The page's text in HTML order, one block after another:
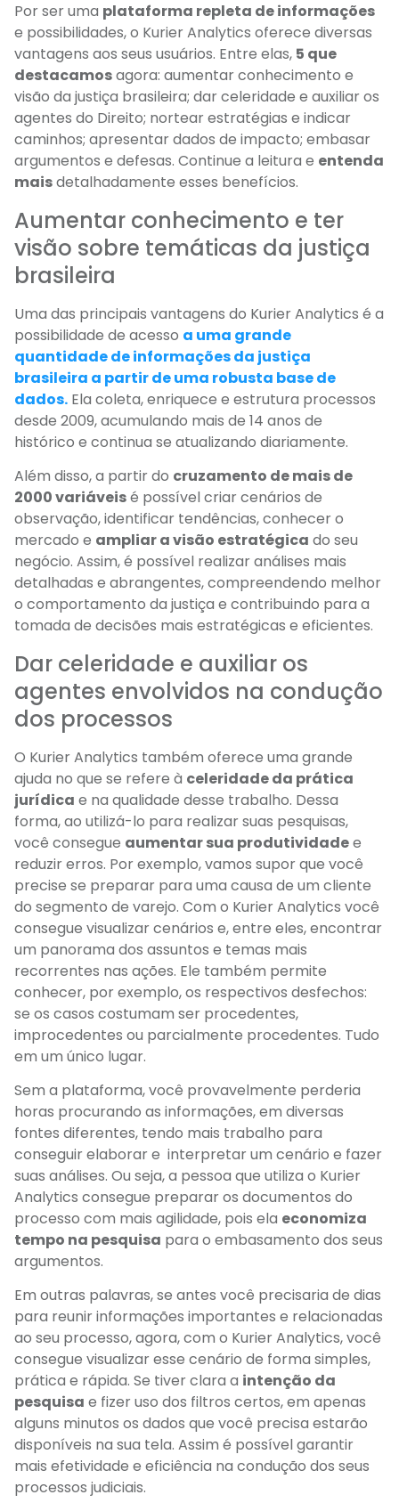
Por ser uma plataforma repleta de informações
e possibilidades, o Kurier Analytics oferece diversas
vantagens aos seus usuários. Entre elas, 5 que
destacamosagora: aumentar conhecimento e
visão da justiça brasileira; dar celeridade e auxiliar os
agentes do Direito; nortear estratégias e indicar
caminhos; apresentar dados de impacto; embasar
argumentos e defesas. Continue a leitura e entenda
maisdetalhadamente esses benefícios.
Aumentar conhecimento e ter
visão sobre temáticas da justiça
brasileira
Uma das principais vantagens do Kurier Analytics é a
possibilidade de acesso a uma grande
quantidade de informações da justiça
brasileira a partir de uma robusta base de
dados. Ela coleta, enriquece e estrutura processos
desde 2009, acumulando mais de 14 anos de
histórico e continua se atualizando diariamente.
Além disso, a partir do cruzamento de mais de
2000 variáveisé possível criar cenários de
observação, identificar tendências, conhecer o
mercado e ampliar a visão estratégica do seu
negócio. Assim, é possível realizar análises mais
detalhadas e abrangentes, compreendendo melhor
o comportamento da justiça e contribuindo para a
tomada de decisões mais estratégicas e eficientes.
Dar celeridade e auxiliar os
agentes envolvidos na condução
dos processos
O Kurier Analytics também oferece uma grande
ajuda no que se refere à celeridade da prática
jurídica e na qualidade desse trabalho. Dessa
forma, ao utilizá-lo para realizar suas pesquisas,
você consegue aumentar sua produtividadee
reduzir erros. Por exemplo, vamos supor que você
precise se preparar para uma causa de um cliente
do segmento de varejo. Com o Kurier Analytics você
consegue visualizar cenários e, entre eles, encontrar
um panorama dos assuntos e temas mais
recorrentes nas ações. Ele também permite
conhecer, por exemplo, os respectivos desfechos:
se os casos costumam ser procedentes,
improcedentes ou parcialmente procedentes. Tudo
em um único lugar.
Sem a plataforma, você provavelmente perderia
horas procurando as informações, em diversas
fontes diferentes, tendo mais trabalho para
conseguir elaborar e interpretar um cenário e fazer
suas análises. Ou seja, a pessoa que utiliza o Kurier
Analytics consegue preparar os documentos do
processo com mais agilidade, pois ela economiza
tempo na pesquisa para o embasamento dos seus
argumentos.
Em outras palavras, se antes você precisaria de dias
para reunir informações importantes e relacionadas
ao seu processo, agora, com o Kurier Analytics, você
consegue visualizar esse cenário de forma simples,
prática e rápida. Se tiver clara a intenção da
pesquisa e fizer uso dos filtros certos, em apenas
alguns minutos os dados que você precisa estarão
disponíveis na sua tela. Assim é possível garantir
mais efetividade e eficiência na condução dos seus
processos judiciais.